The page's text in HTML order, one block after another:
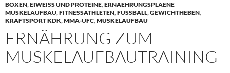
BOXEN,EIWEISS UND PROTEINE,ERNAEHRUNGSPLAENE
MUSKELAUFBAU,FITNESSATHLETEN,FUSSBALL,GEWICHTHEBEN,
KRAFTSPORT KDK,MMA-UFC,MUSKELAUFBAU
ERNÄHRUNG ZUM
MUSKELAUFBAUTRAINING